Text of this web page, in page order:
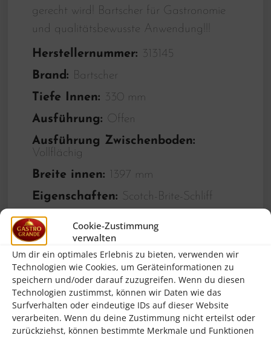
Cookie-Zustimmung
verwalten
Um dir ein optimales Erlebnis zu bieten, verwenden wir
Technologien wie Cookies, um Geräteinformationen zu
speichern und/oder darauf zuzugreifen. Wenn du diesen
Technologien zustimmst, können wir Daten wie das
Surfverhalten oder eindeutige IDs auf dieser Website
verarbeiten. Wenn du deine Zustimmung nicht erteilst oder
zurückziehst, können bestimmte Merkmale und Funktionen
gerecht wird! Bartscher für Gastronomie
und qualitätsbewusste Anwendung!!!
Herstellernummer: 313145
Brand:
Bartscher
Tiefe Innen: 330 mm
Ausführung: Offen
Ausführung Zwischenboden:
Vollflächig
Breite innen: 1397 mm
Eigenschaften: Scotch-Brite-Schliff
Ausführung innen:
Zwischenboden:
Zwischenböden höhenverstellbar:Ja
Höhe Innen:580 mm
Material:Edelstahl
Anlieferungszustand:Fertig montiert